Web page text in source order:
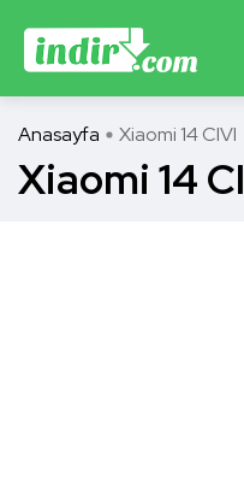
Anasayfa Xiaomi 14 CIVI
Xiaomi 14